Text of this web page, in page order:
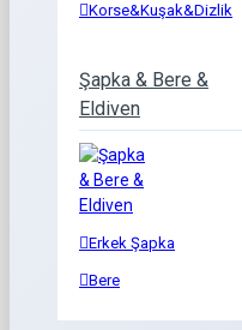
Korse&Kuşak&Dizlik
Şapka & Bere &
Eldiven
Erkek Şapka
Bere